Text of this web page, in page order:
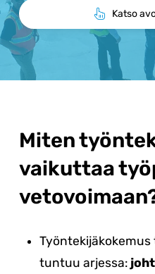
Katso
Miten
vaikuttaa
tuntuu arjessa: